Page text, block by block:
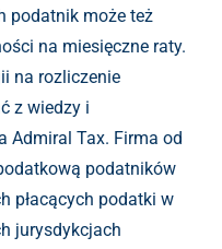
podatnik może też
na miesięczne raty.
na rozliczenie
z wiedzy i
Admiral Tax. Firma od
podatników
płacących podatki w
jurysdykcjach